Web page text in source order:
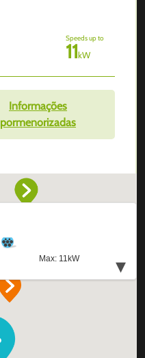
Speeds up to
11kW
Informações
pormenorizadas